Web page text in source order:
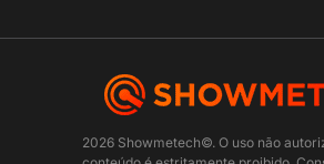
2026 Showmetech©. O uso não